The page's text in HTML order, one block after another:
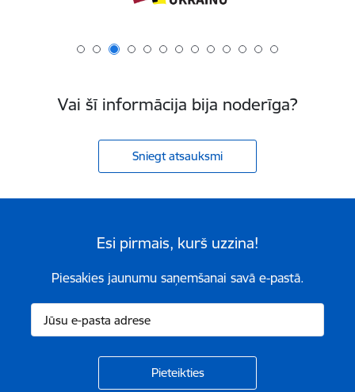
Vai šī informācija bija noderīga?
Sniegt atsauksmi
Esi pirmais, kurš uzzina!
Piesakies jaunumu saņemšanai savā e-pastā.